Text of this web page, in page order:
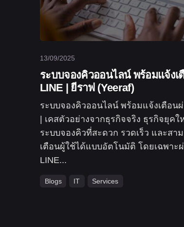
13/09/2025
ระบบจองคิวออนไลน์ พร้อมแจ้งเ
LINE | ยีราฟ (Yeeraf)
ระบบจองคิวออนไลน์ พร้อมแจ้งเตือน
| เคสตัวอย่างจากธุรกิจจริง ธุรกิจยุค
ระบบจองคิวที่สะดวก รวดเร็ว และสา
เตือนผู้ใช้ได้แบบอัตโนมัติ โดยเฉพาะ
LINE...
Blogs IT Services